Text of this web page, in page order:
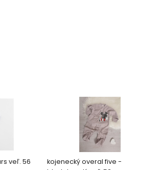
veľ. 56
kojenecký overal five -